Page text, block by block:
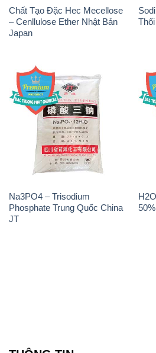
THÔNG TIN
Giới thiệu
Chính sách và quy định chung
🌐 Website: https://